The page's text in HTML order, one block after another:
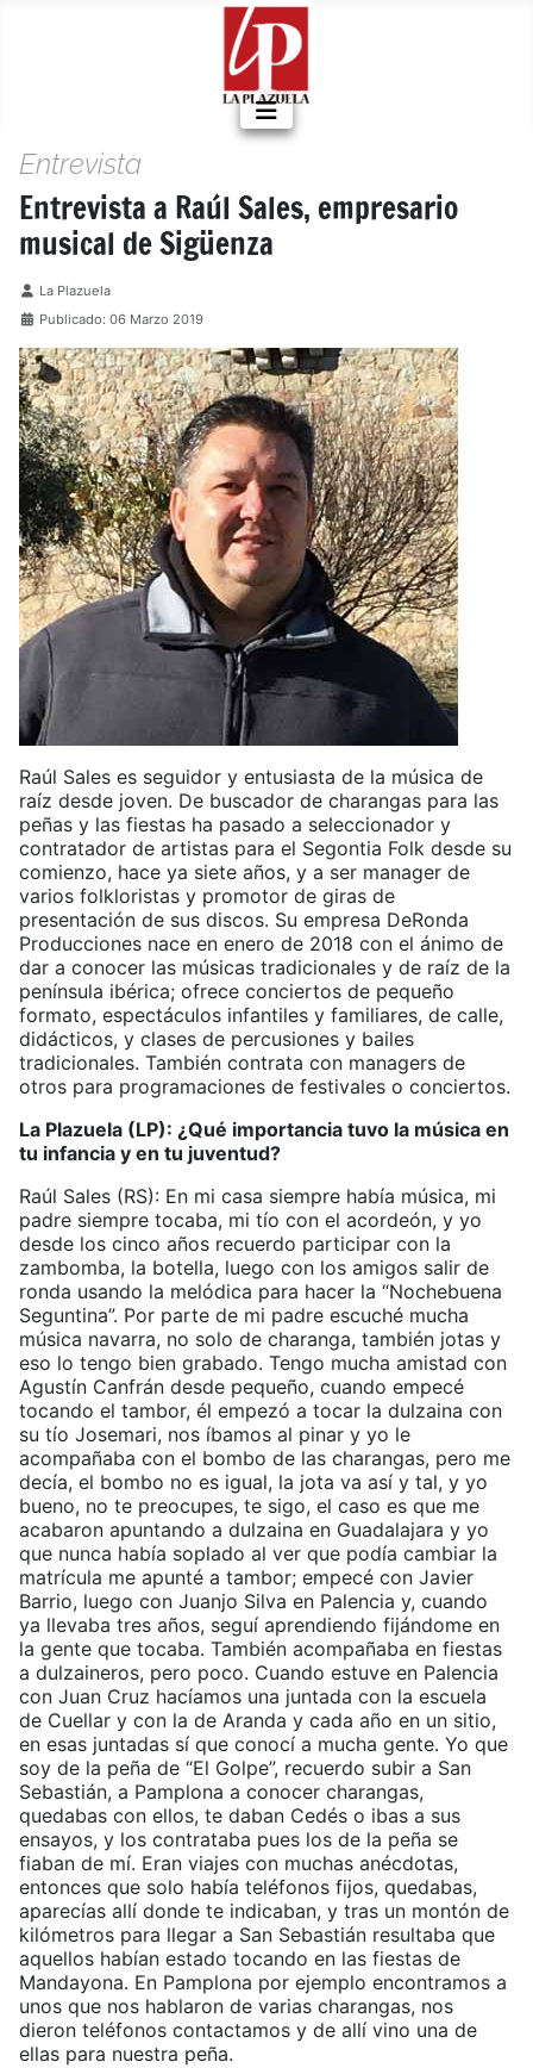
Entrevista
Entrevista a Raúl Sales, empresario
musical de Sigüenza
Detalles
La Plazuela
Publicado: 06 Marzo 2019
Raúl Sales es seguidor y entusiasta de la música de
raíz desde joven. De buscador de charangas para las
peñas y las fiestas ha pasado a seleccionador y
contratador de artistas para el Segontia Folk desde su
comienzo, hace ya siete años, y a ser manager de
varios folkloristas y promotor de giras de
presentación de sus discos. Su empresa DeRonda
Producciones nace en enero de 2018 con el ánimo de
dar a conocer las músicas tradicionales y de raíz de la
península ibérica; ofrece conciertos de pequeño
formato, espectáculos infantiles y familiares, de calle,
didácticos, y clases de percusiones y bailes
tradicionales. También contrata con managers de
otros para programaciones de festivales o conciertos.
La Plazuela (LP): ¿Qué importancia tuvo la música en
tu infancia y en tu juventud?
Raúl Sales (RS): En mi casa siempre había música, mi
padre siempre tocaba, mi tío con el acordeón, y yo
desde los cinco años recuerdo participar con la
zambomba, la botella, luego con los amigos salir de
ronda usando la melódica para hacer la “Nochebuena
Seguntina”. Por parte de mi padre escuché mucha
música navarra, no solo de charanga, también jotas y
eso lo tengo bien grabado. Tengo mucha amistad con
Agustín Canfrán desde pequeño, cuando empecé
tocando el tambor, él empezó a tocar la dulzaina con
su tío Josemari, nos íbamos al pinar y yo le
acompañaba con el bombo de las charangas, pero me
decía, el bombo no es igual, la jota va así y tal, y yo
bueno, no te preocupes, te sigo, el caso es que me
acabaron apuntando a dulzaina en Guadalajara y yo
que nunca había soplado al ver que podía cambiar la
matrícula me apunté a tambor; empecé con Javier
Barrio, luego con Juanjo Silva en Palencia y, cuando
ya llevaba tres años, seguí aprendiendo fijándome en
la gente que tocaba. También acompañaba en fiestas
a dulzaineros, pero poco. Cuando estuve en Palencia
con Juan Cruz hacíamos una juntada con la escuela
de Cuellar y con la de Aranda y cada año en un sitio,
en esas juntadas sí que conocí a mucha gente. Yo que
soy de la peña de “El Golpe”, recuerdo subir a San
Sebastián, a Pamplona a conocer charangas,
quedabas con ellos, te daban Cedés o ibas a sus
ensayos, y los contrataba pues los de la peña se
fiaban de mí. Eran viajes con muchas anécdotas,
entonces que solo había teléfonos fijos, quedabas,
aparecías allí donde te indicaban, y tras un montón de
kilómetros para llegar a San Sebastián resultaba que
aquellos habían estado tocando en las fiestas de
Mandayona. En Pamplona por ejemplo encontramos a
unos que nos hablaron de varias charangas, nos
dieron teléfonos contactamos y de allí vino una de
ellas para nuestra peña.